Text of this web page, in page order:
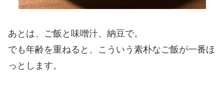
あとは、ご飯と味噌汁、納豆で。
でも年齢を重ねると、こういう素朴なご飯が一番ほ
っとします。